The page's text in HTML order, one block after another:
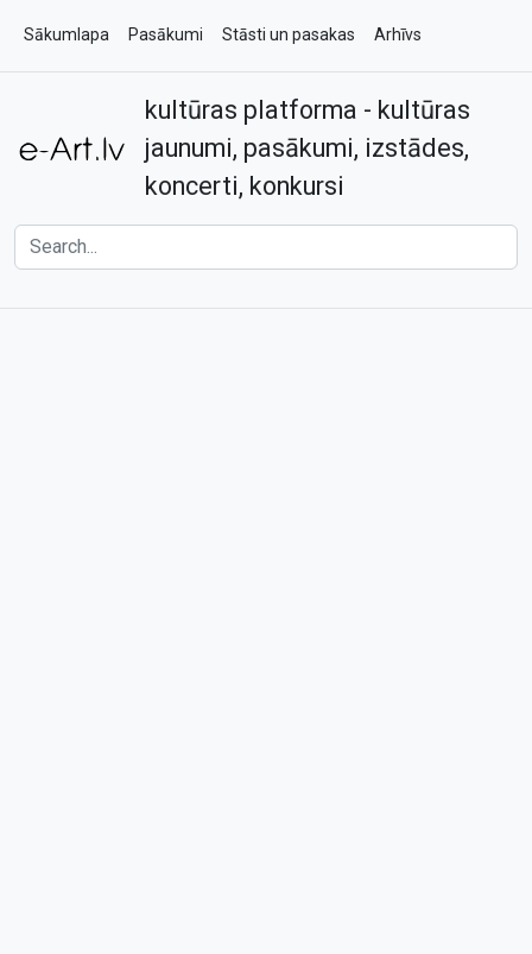
Sākumlapa Pasākumi Stāsti un pasakas Arhīvs
Kontakti
kultūras platforma - kultūras
jaunumi, pasākumi, izstādes,
koncerti, konkursi